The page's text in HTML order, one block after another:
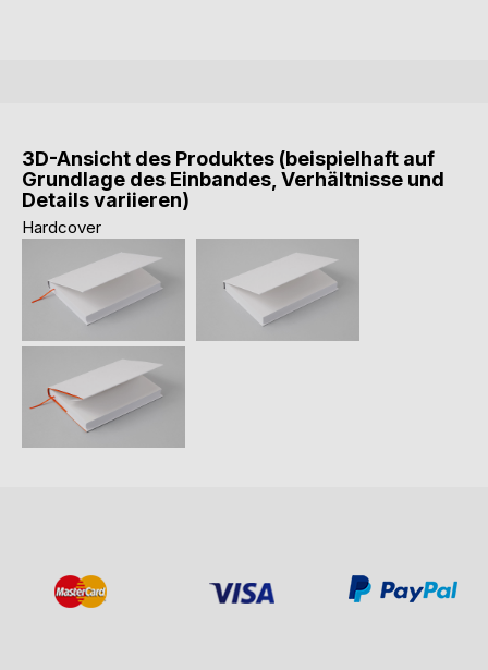
3D-Ansicht des Produktes (beispielhaft auf
Grundlage des Einbandes, Verhältnisse und
Details variieren)
Hardcover